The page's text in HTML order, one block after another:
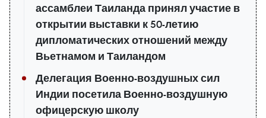
ассамблеи Таиланда принял участие в
открытии выставки к 50-летию
дипломатических отношений между
Вьетнамом и Таиландом
Делегация Военно-воздушных сил
Индии посетила Военно-воздушную
офицерскую школу